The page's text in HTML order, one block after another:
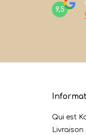
9,5
Qui est